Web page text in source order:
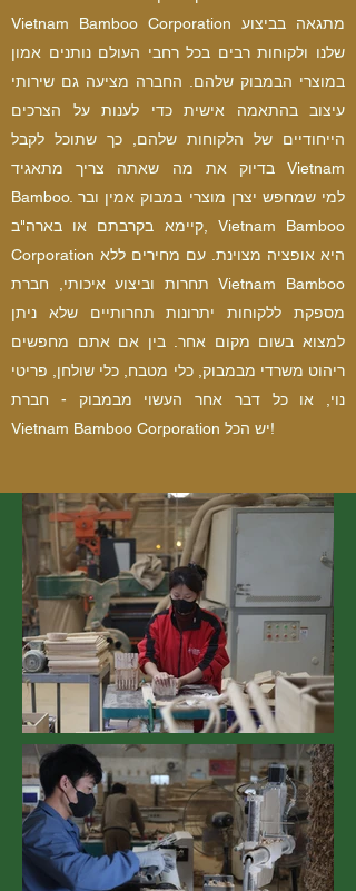
Vietnam Bamboo Corporation מתגאה בביצוע
שלנו ולקוחות רבים בכל רחבי העולם נותנים אמון
במוצרי הבמבוק שלהם. החברה מציעה גם שירותי
עיצוב בהתאמה אישית כדי לענות על הצרכים
הייחודיים של הלקוחות שלהם, כך שתוכל לקבל
בדיוק את מה שאתה צריך מתאגיד Vietnam
Bamboo. למי שמחפש יצרן מוצרי במבוק אמין ובר
קיימא בקרבתם או בארה"ב, Vietnam Bamboo
Corporation היא אופציה מצוינת. עם מחירים ללא
תחרות וביצוע איכותי, חברת Vietnam Bamboo
מספקת ללקוחות יתרונות תחרותיים שלא ניתן
למצוא בשום מקום אחר. בין אם אתם מחפשים
ריהוט משרדי מבמבוק, כלי מטבח, כלי שולחן, פריטי
נוי, או כל דבר אחר העשוי מבמבוק - חברת
Vietnam Bamboo Corporation יש הכל!